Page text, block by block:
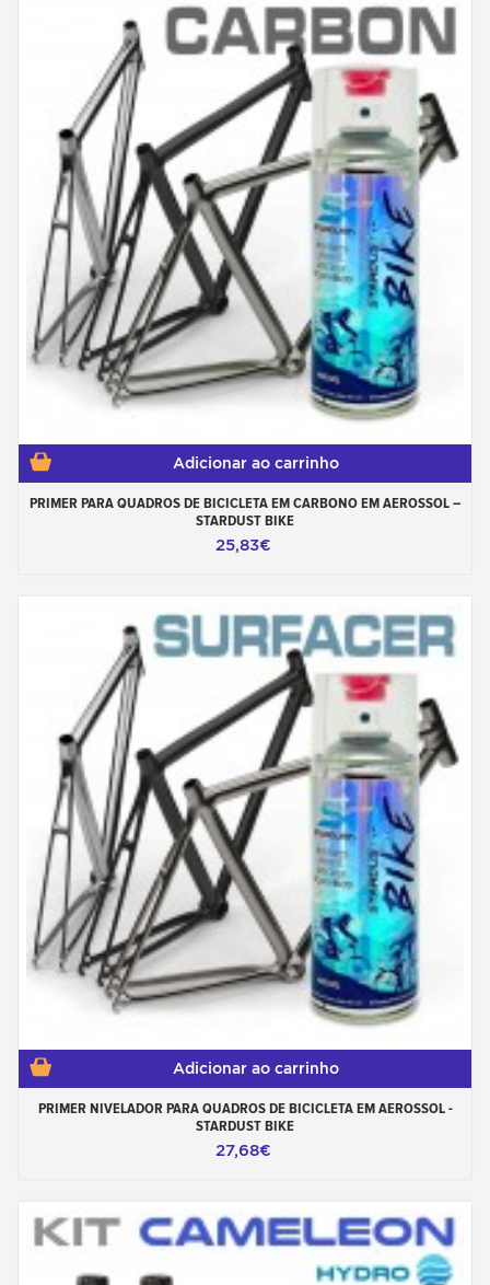
Adicionar ao carrinho
PRIMER PARA QUADROS DE BICICLETA EM CARBONO EM AEROSSOL –
STARDUST BIKE
25,83€
Adicionar ao carrinho
PRIMER NIVELADOR PARA QUADROS DE BICICLETA EM AEROSSOL -
STARDUST BIKE
27,68€